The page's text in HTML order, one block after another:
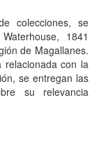
colecciones, se
1841
de Magallanes.
relacionada con la
se entregan las
su relevancia